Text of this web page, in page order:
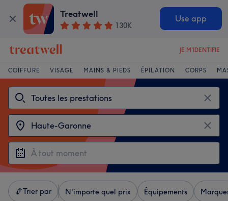
Treatwell
130K
Use app
JE M'IDENTIFIE
COIFFURE VISAGE MAINS & PIEDS ÉPILATION CORPS
Trier par N'importe quel prix Équipements